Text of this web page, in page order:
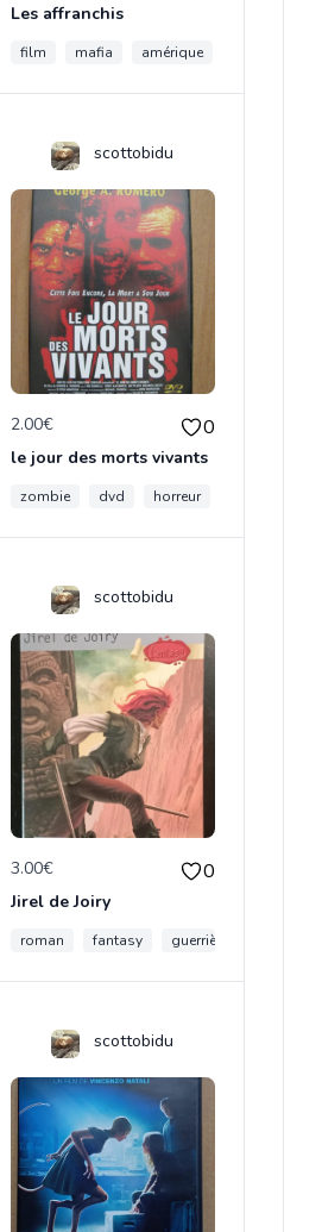
Les affranchis
film mafia amérique
fantastique
scottobidu
2.00€ 0
le jour des morts vivants
zombie dvd horreur
magazine mad movies
scottobidu
3.00€ 0
Jirel de Joiry
roman fantasy guerrière
scottobidu